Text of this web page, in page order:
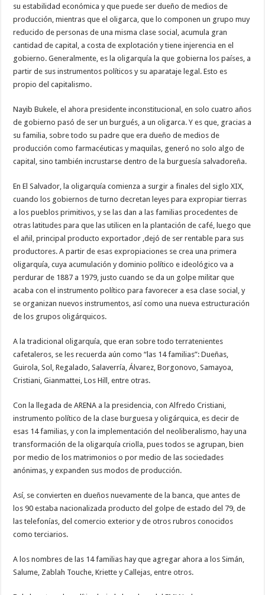
su estabilidad económica y que puede ser dueño de medios de
producción, mientras que el oligarca, que lo componen un grupo muy
reducido de personas de una misma clase social, acumula gran
cantidad de capital, a costa de explotación y tiene injerencia en el
gobierno. Generalmente, es la oligarquía la que gobierna los países, a
partir de sus instrumentos políticos y su aparataje legal. Esto es
propio del capitalismo.
Nayib Bukele, el ahora presidente inconstitucional, en solo cuatro años
de gobierno pasó de ser un burgués, a un oligarca. Y es que, gracias a
su familia, sobre todo su padre que era dueño de medios de
producción como farmacéuticas y maquilas, generó no solo algo de
capital, sino también incrustarse dentro de la burguesía salvadoreña.
En El Salvador, la oligarquía comienza a surgir a finales del siglo XIX,
cuando los gobiernos de turno decretan leyes para expropiar tierras
a los pueblos primitivos, y se las dan a las familias procedentes de
otras latitudes para que las utilicen en la plantación de café, luego que
el añil, principal producto exportador ,dejó de ser rentable para sus
productores. A partir de esas expropiaciones se crea una primera
oligarquía, cuya acumulación y dominio político e ideológico va a
perdurar de 1887 a 1979, justo cuando se da un golpe militar que
acaba con el instrumento político para favorecer a esa clase social, y
se organizan nuevos instrumentos, así como una nueva estructuración
de los grupos oligárquicos.
A la tradicional oligarquía, que eran sobre todo terratenientes
cafetaleros, se les recuerda aún como “las 14 familias”: Dueñas,
Guirola, Sol, Regalado, Salaverría, Álvarez, Borgonovo, Samayoa,
Cristiani, Gianmattei, Los Hill, entre otras.
Con la llegada de ARENA a la presidencia, con Alfredo Cristiani,
instrumento político de la clase burguesa y oligárquica, es decir de
esas 14 familias, y con la implementación del neoliberalismo, hay una
transformación de la oligarquía criolla, pues todos se agrupan, bien
por medio de los matrimonios o por medio de las sociedades
anónimas, y expanden sus modos de producción.
Así, se convierten en dueños nuevamente de la banca, que antes de
los 90 estaba nacionalizada producto del golpe de estado del 79, de
las telefonías, del comercio exterior y de otros rubros conocidos
como terciarios.
A los nombres de las 14 familias hay que agregar ahora a los Simán,
Salume, Zablah Touche, Kriette y Callejas, entre otros.